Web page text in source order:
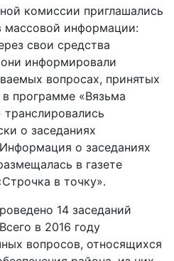
комиссии приглашались
массовой информации:
свои средства
информировали
вопросах, принятых
программе «Вязьма
транслировались
о заседаниях
о заседаниях
в газете
в точку».
14 заседаний
в 2016 году
вопросов, относящихся